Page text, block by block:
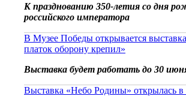
К празднованию 350-летия со дня
российского императора
В Музее Победы открывается
платок оборону крепил»
Выставка будет работать до 30
Выставка «Небо Родины» открылась